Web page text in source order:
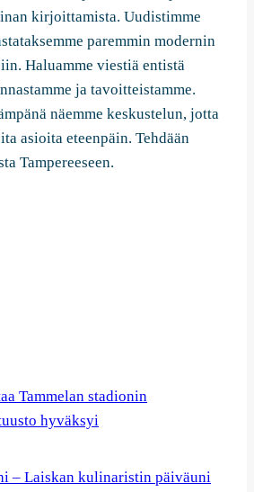
kirjoittamista. Uudistimme
paremmin modernin
Haluamme viestiä entistä
ja tavoitteistamme.
näemme keskustelun, jotta
asioita eteenpäin. Tehdään
Tampereeseen.
Tammelan stadionin
hyväksyi
– Laiskan kulinaristin päiväuni